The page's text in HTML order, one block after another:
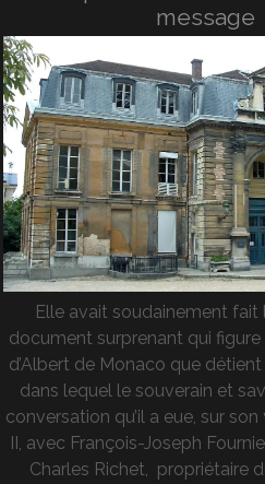
message
Elle avait soudainement fait
document surprenant qui figure
d’Albert de Monaco que détient
dans lequel le souverain et
conversation qu’il a eue, sur
II, avec François-Joseph
Charles Richet, propriétaire